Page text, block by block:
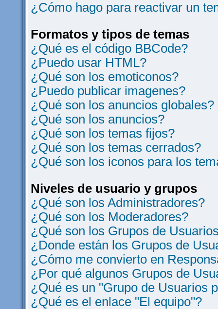
¿Cómo hago para reactivar un
Formatos y tipos de temas
¿Qué es el código BBCode?
¿Puedo usar HTML?
¿Qué son los emoticonos?
¿Puedo publicar imagenes?
¿Qué son los anuncios globales?
¿Qué son los anuncios?
¿Qué son los temas fijos?
¿Qué son los temas cerrados?
¿Qué son los iconos para los
Niveles de usuario y grupos
¿Qué son los Administradores?
¿Qué son los Moderadores?
¿Qué son los Grupos de
¿Donde están los Grupos de
¿Cómo me convierto en
¿Por qué algunos Grupos de
¿Qué es un "Grupo de Usuarios
¿Qué es el enlace "El equipo"?